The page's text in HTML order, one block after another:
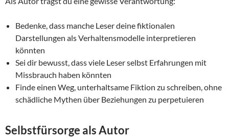
Bedenke, dass manche Leser deine fiktionalen
Darstellungen als Verhaltensmodelle interpretieren
könnten
Sei dir bewusst, dass viele Leser selbst Erfahrungen mit
Missbrauch haben könnten
Finde einen Weg, unterhaltsame Fiktion zu schreiben, ohne
schädliche Mythen über Beziehungen zu perpetuieren
Selbstfürsorge als Autor